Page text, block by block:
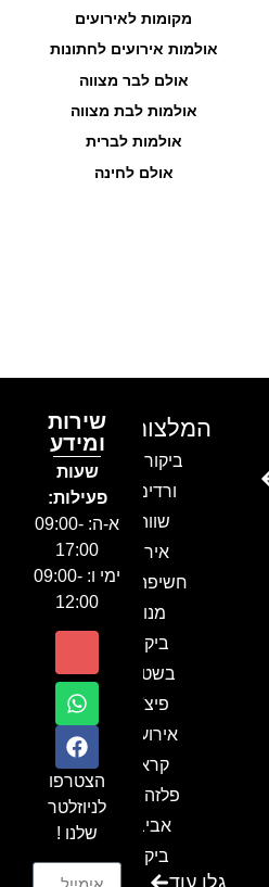
מקומות לאירועים
אולמות אירועים לחתונות
אולם לבר מצווה
אולמות לבת מצווה
אולמות לברית
אולם לחינה
המלצות
ביקור בגן
ורדים –
שווה!!
אירוע
חשיפה- זיו
מנור
ביקור
בשטח-
פיצ'ר
אירועים
קראון
פלזה תל
אביב-
ביקור
גלו עוד
שירות
ומידע
שעות
פעילות:
א-ה: 09:00-
17:00
ימי ו: 09:00-
12:00
הצטרפו
לניוזלטר
שלנו !